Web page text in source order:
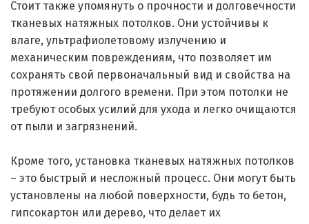
Стоит также упомянуть о прочности и долговечности
тканевых натяжных потолков. Они устойчивы к
влаге, ультрафиолетовому излучению и
механическим повреждениям, что позволяет им
сохранять свой первоначальный вид и свойства на
протяжении долгого времени. При этом потолки не
требуют особых усилий для ухода и легко очищаются
от пыли и загрязнений.
Кроме того, установка тканевых натяжных потолков
– это быстрый и несложный процесс. Они могут быть
установлены на любой поверхности, будь то бетон,
гипсокартон или дерево, что делает их